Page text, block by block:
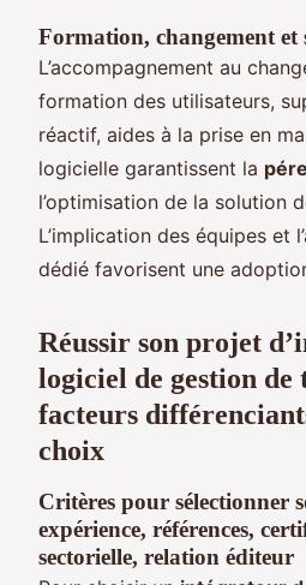
Formation, changement
L’accompagnement au
formation des utilisateurs,
réactif, aides à la prise en
logicielle garantissent la
l’optimisation de la solution
L’implication des équipes et
dédié favorisent une
Réussir son projet
logiciel de gestion de
facteurs
choix
Critères pour sélectionner
expérience, références,
sectorielle, relation éditeur